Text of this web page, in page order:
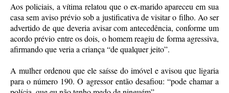
Aos policiais, a vítima relatou que o ex-marido apareceu em sua
casa sem aviso prévio sob a justificativa de visitar o filho. Ao ser
advertido de que deveria avisar com antecedência, conforme um
acordo prévio entre os dois, o homem reagiu de forma agressiva,
afirmando que veria a criança “de qualquer jeito”.
A mulher ordenou que ele saísse do imóvel e avisou que ligaria
para o número 190. O agressor então desafiou: “pode chamar a